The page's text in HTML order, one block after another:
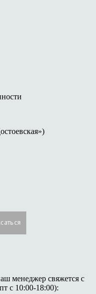
менеджер свяжется с
с 10:00-18:00):